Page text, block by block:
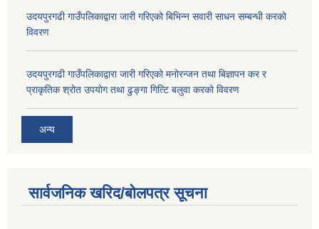
उदयपुरगढी गाउँपलिकाद्वारा जारी गरिएको बिभिन्न सवारी साधन सम्बन्धी करको
विवरण
उदयपुरगढी गाउँपलिकाद्वारा जारी गरिएको मनोरन्जन तथा बिज्ञापन कर र
प्राकृतिक श्रोत उपयोग तथा ढुङ्गा गित्टि बलुवा करको विवरण
अन्य
सार्वजनिक खरिद/बोलपत्र सूचना